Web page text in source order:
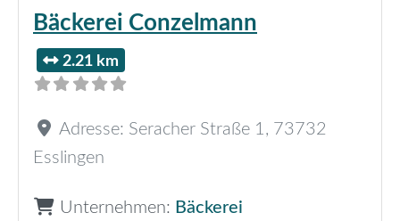
Bäckerei Conzelmann
2.21 km
Adresse: Seracher Straße 1 , 73732
Esslingen
Unternehmen: Bäckerei